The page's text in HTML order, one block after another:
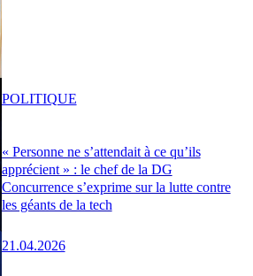
« Personne ne s’attendait à ce qu’ils
apprécient » : le chef de la DG
Concurrence s’exprime sur la lutte contre
les géants de la tech
21.04.2026
POLITIQUE